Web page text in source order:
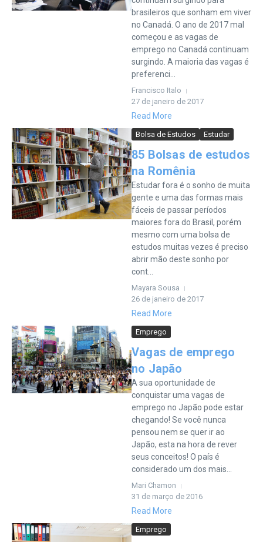
brasileiros que sonham em viver
no Canadá. O ano de 2017 mal
começou e as vagas de
emprego no Canadá continuam
surgindo. A maioria das vagas é
preferenci...
Francisco Italo
27 de janeiro de 2017
Read More
Bolsa de Estudos Estudar
85 Bolsas de estudos
na Romênia
Estudar fora é o sonho de muita
gente e uma das formas mais
fáceis de passar períodos
maiores fora do Brasil, porém
mesmo com uma bolsa de
estudos muitas vezes é preciso
abrir mão deste sonho por
cont...
Mayara Sousa
26 de janeiro de 2017
Read More
Emprego
Vagas de emprego
no Japão
A sua oportunidade de
conquistar uma vagas de
emprego no Japão pode estar
chegando! Se você nunca
pensou nem se quer ir ao
Japão, esta na hora de rever
seus conceitos! O país é
considerado um dos mais...
Mari Chamon
31 de março de 2016
Read More
Emprego